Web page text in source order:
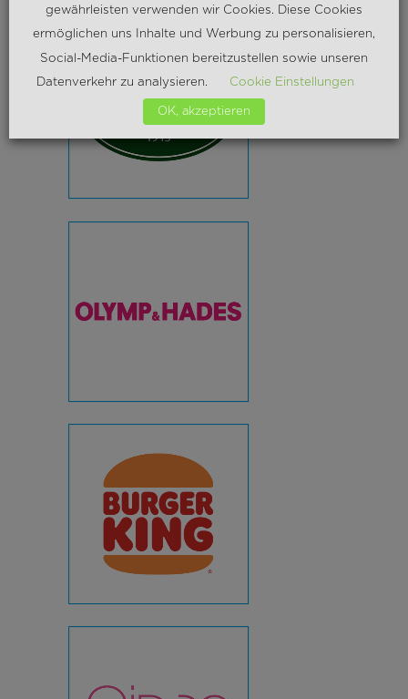
gewährleisten verwenden wir Cookies. Diese Cookies
ermöglichen uns Inhalte und Werbung zu personalisieren,
Social-Media-Funktionen bereitzustellen sowie unseren
Datenverkehr zu analysieren.
Cookie Einstellungen
OK, akzeptieren